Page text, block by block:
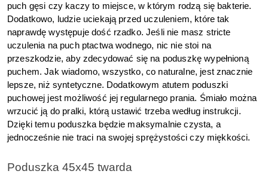
puch gęsi czy kaczy to miejsce, w którym rodzą się bakterie.
Dodatkowo, ludzie uciekają przed uczuleniem, które tak
naprawdę występuje dość rzadko. Jeśli nie masz stricte
uczulenia na puch ptactwa wodnego, nic nie stoi na
przeszkodzie, aby zdecydować się na poduszkę wypełnioną
puchem. Jak wiadomo, wszystko, co naturalne, jest znacznie
lepsze, niż syntetyczne. Dodatkowym atutem poduszki
puchowej jest możliwość jej regularnego prania. Śmiało można
wrzucić ją do pralki, którą ustawić trzeba według instrukcji.
Dzięki temu poduszka będzie maksymalnie czysta, a
jednocześnie nie traci na swojej sprężystości czy miękkości.
Poduszka 45x45 twarda